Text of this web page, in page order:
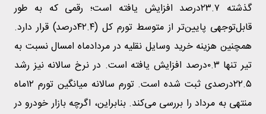
گذشته ‌۲۳.۷درصد افزایش یافته است؛ رقمی که به طور
قابل‌توجهی پایین‌‌‌‌تر از متوسط تورم کل (۴۲.۴درصد) قرار دارد.
همچنین هزینه خرید وسایل نقلیه در مردادماه امسال نسبت به
تیر تنها ۰.۳درصد افزایش یافته است. در نرخ سالانه نیز رشد
۲۲.۵درصدی ثبت شده است. تورم سالانه میانگین تورم ۱۲ماه
منتهی به مرداد را بررسی می‌کند. بنابراین، اگرچه بازار خودرو در